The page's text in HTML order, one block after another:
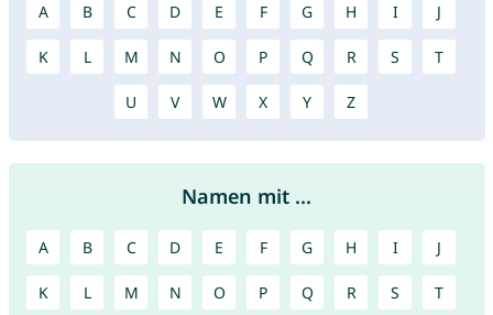
A B C D E F G H I J
K L M N O P Q R S T
U V W X Y Z
Namen mit ...
A B C D E F G H I J
K L M N O P Q R S T